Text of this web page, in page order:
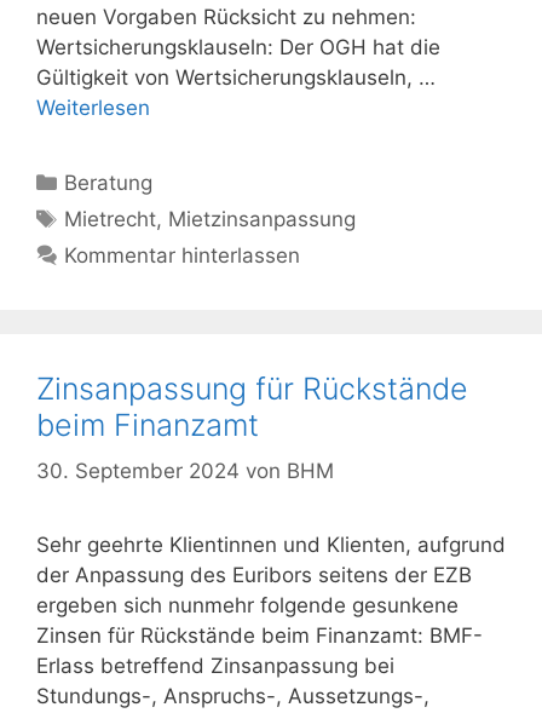
neuen Vorgaben Rücksicht zu nehmen:
Wertsicherungsklauseln: Der OGH hat die
Gültigkeit von Wertsicherungsklauseln, …
Weiterlesen
Kategorien
Beratung
Schlagwörter
Mietrecht, Mietzinsanpassung
Kommentar hinterlassen
Zinsanpassung für Rückstände
beim Finanzamt
30. September 2024 von BHM
Sehr geehrte Klientinnen und Klienten, aufgrund
der Anpassung des Euribors seitens der EZB
ergeben sich nunmehr folgende gesunkene
Zinsen für Rückstände beim Finanzamt: BMF-
Erlass betreffend Zinsanpassung bei
Stundungs-, Anspruchs-, Aussetzungs-,